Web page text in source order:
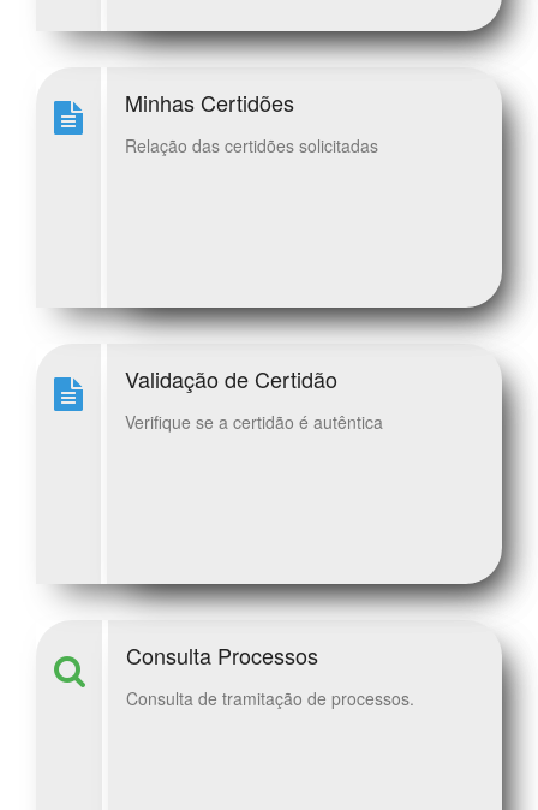
Minhas Certidões
Relação das certidões solicitadas
Validação de Certidão
Verifique se a certidão é autêntica
Consulta Processos
Consulta de tramitação de processos.